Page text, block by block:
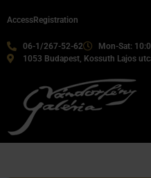
06-1/267-52-62
Mon-Sat:
1053 Budapest, Kossuth Lajos
AccessRegistration